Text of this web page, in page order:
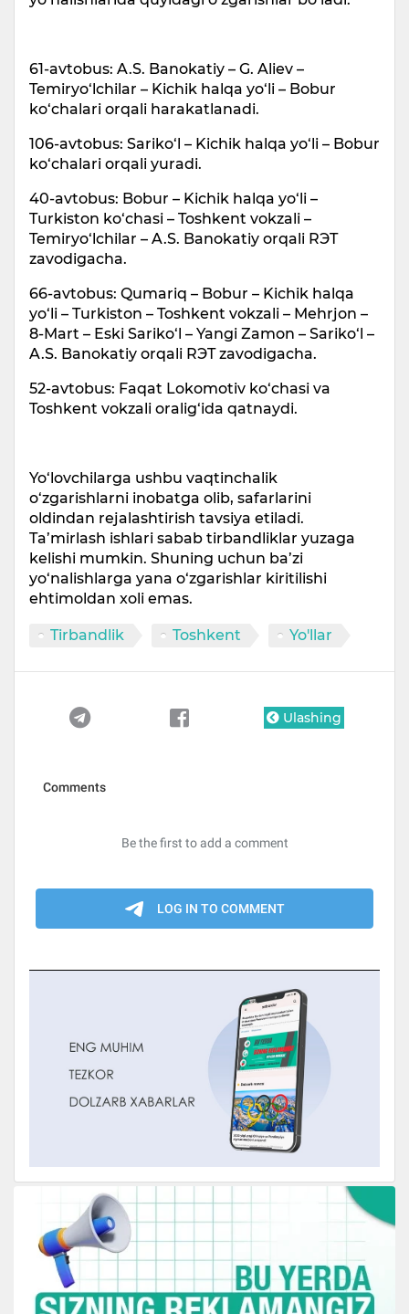
61-avtobus: A.S. Banokatiy – G. Aliev –
Temiryo‘lchilar – Kichik halqa yo‘li – Bobur
ko‘chalari orqali harakatlanadi.
106-avtobus: Sariko‘l – Kichik halqa yo‘li – Bobur
ko‘chalari orqali yuradi.
40-avtobus: Bobur – Kichik halqa yo‘li –
Turkiston ko‘chasi – Toshkent vokzali –
Temiryo‘lchilar – A.S. Banokatiy orqali RЭT
zavodigacha.
66-avtobus: Qumariq – Bobur – Kichik halqa
yo‘li – Turkiston – Toshkent vokzali – Mehrjon –
8-Mart – Eski Sariko‘l – Yangi Zamon – Sariko‘l –
A.S. Banokatiy orqali RЭT zavodigacha.
52-avtobus: Faqat Lokomotiv ko‘chasi va
Toshkent vokzali oralig‘ida qatnaydi.
Yo‘lovchilarga ushbu vaqtinchalik
o‘zgarishlarni inobatga olib, safarlarini
oldindan rejalashtirish tavsiya etiladi.
Ta’mirlash ishlari sabab tirbandliklar yuzaga
kelishi mumkin. Shuning uchun ba’zi
yo‘nalishlarga yana o‘zgarishlar kiritilishi
ehtimoldan xoli emas.
Tirbandlik Toshkent Yo'llar
Ulashing